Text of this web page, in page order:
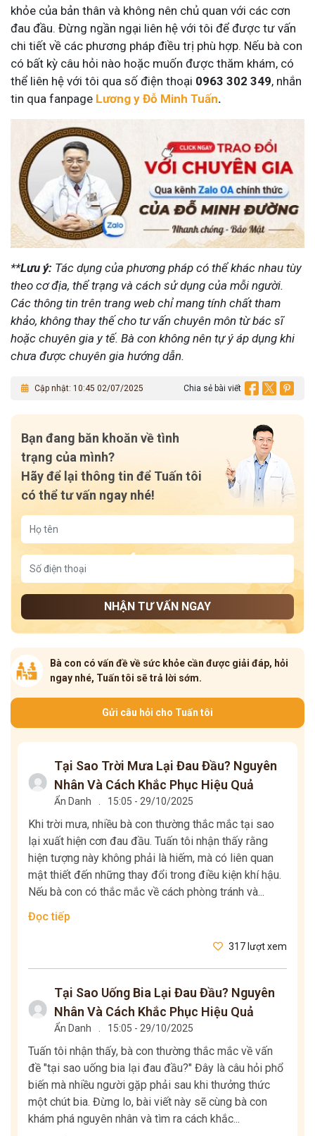
khỏe của bản thân và không nên chủ quan với các cơn
đau đầu. Đừng ngần ngại liên hệ với tôi để được tư vấn
chi tiết về các phương pháp điều trị phù hợp. Nếu bà con
có bất kỳ câu hỏi nào hoặc muốn được thăm khám, có
thể liên hệ với tôi qua số điện thoại 0963 302 349, nhắn
tin qua fanpage Lương y Đỗ Minh Tuấn.
**Lưu ý: Tác dụng của phương pháp có thể khác nhau tùy
theo cơ địa, thể trạng và cách sử dụng của mỗi người.
Các thông tin trên trang web chỉ mang tính chất tham
khảo, không thay thế cho tư vấn chuyên môn từ bác sĩ
hoặc chuyên gia y tế. Bà con không nên tự ý áp dụng khi
chưa được chuyên gia hướng dẫn.
Cập nhật: 10:45 02/07/2025 Chia sẻ bài viết
Bạn đang băn khoăn về tình
trạng của mình?
Hãy để lại thông tin để Tuấn tôi
có thể tư vấn ngay nhé!
NHẬN TƯ VẤN NGAY
Bà con có vấn đề về sức khỏe cần được giải đáp, hỏi
ngay nhé, Tuấn tôi sẽ trả lời sớm.
Gửi câu hỏi cho Tuấn tôi
Tại Sao Trời Mưa Lại Đau Đầu? Nguyên
Nhân Và Cách Khắc Phục Hiệu Quả
Ẩn Danh 15:05 - 29/10/2025
Khi trời mưa, nhiều bà con thường thắc mắc tại sao
lại xuất hiện cơn đau đầu. Tuấn tôi nhận thấy rằng
hiện tượng này không phải là hiếm, mà có liên quan
mật thiết đến những thay đổi trong điều kiện khí hậu.
Nếu bà con có thắc mắc về cách phòng tránh và...
Đọc tiếp
317 lượt xem
Tại Sao Uống Bia Lại Đau Đầu? Nguyên
Nhân Và Cách Khắc Phục Hiệu Quả
Ẩn Danh 15:05 - 29/10/2025
Tuấn tôi nhận thấy, bà con thường thắc mắc về vấn
đề "tại sao uống bia lại đau đầu?" Đây là câu hỏi phổ
biến mà nhiều người gặp phải sau khi thưởng thức
một chút bia. Đừng lo, bài viết này sẽ cùng bà con
khám phá nguyên nhân và tìm ra cách khắc...